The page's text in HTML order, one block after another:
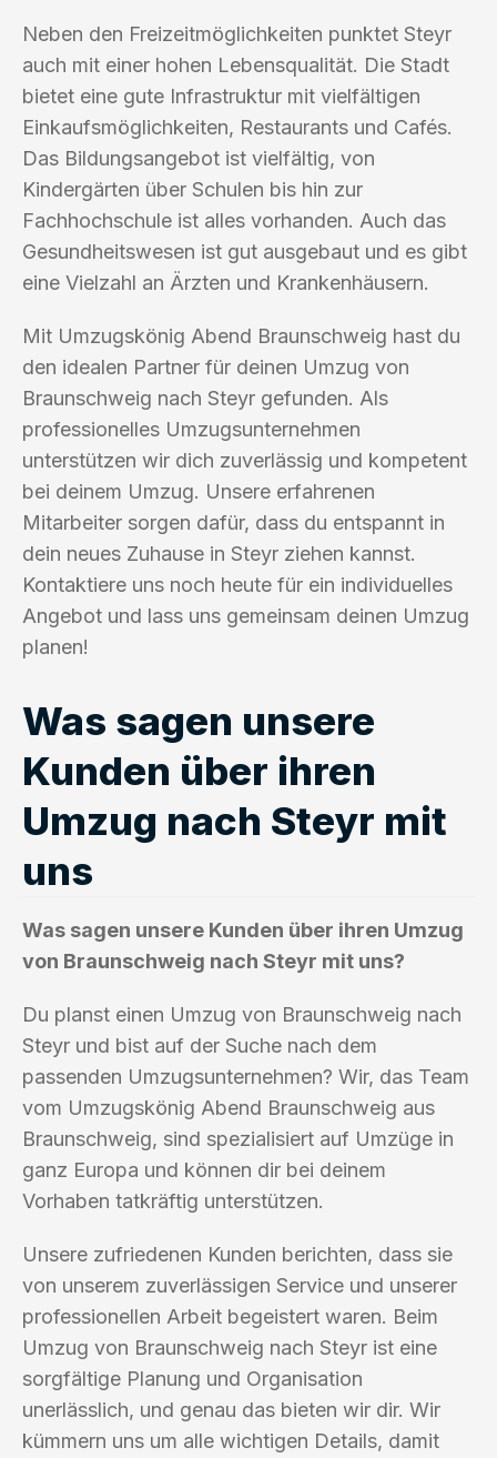
Neben den Freizeitmöglichkeiten punktet Steyr
auch mit einer hohen Lebensqualität. Die Stadt
bietet eine gute Infrastruktur mit vielfältigen
Einkaufsmöglichkeiten, Restaurants und Cafés.
Das Bildungsangebot ist vielfältig, von
Kindergärten über Schulen bis hin zur
Fachhochschule ist alles vorhanden. Auch das
Gesundheitswesen ist gut ausgebaut und es gibt
eine Vielzahl an Ärzten und Krankenhäusern.
Mit Umzugskönig Abend Braunschweig hast du
den idealen Partner für deinen Umzug von
Braunschweig nach Steyr gefunden. Als
professionelles Umzugsunternehmen
unterstützen wir dich zuverlässig und kompetent
bei deinem Umzug. Unsere erfahrenen
Mitarbeiter sorgen dafür, dass du entspannt in
dein neues Zuhause in Steyr ziehen kannst.
Kontaktiere uns noch heute für ein individuelles
Angebot und lass uns gemeinsam deinen Umzug
planen!
Was sagen unsere
Kunden über ihren
Umzug nach Steyr mit
uns
Was sagen unsere Kunden über ihren Umzug
von Braunschweig nach Steyr mit uns?
Du planst einen Umzug von Braunschweig nach
Steyr und bist auf der Suche nach dem
passenden Umzugsunternehmen? Wir, das Team
vom Umzugskönig Abend Braunschweig aus
Braunschweig, sind spezialisiert auf Umzüge in
ganz Europa und können dir bei deinem
Vorhaben tatkräftig unterstützen.
Unsere zufriedenen Kunden berichten, dass sie
von unserem zuverlässigen Service und unserer
professionellen Arbeit begeistert waren. Beim
Umzug von Braunschweig nach Steyr ist eine
sorgfältige Planung und Organisation
unerlässlich, und genau das bieten wir dir. Wir
kümmern uns um alle wichtigen Details, damit